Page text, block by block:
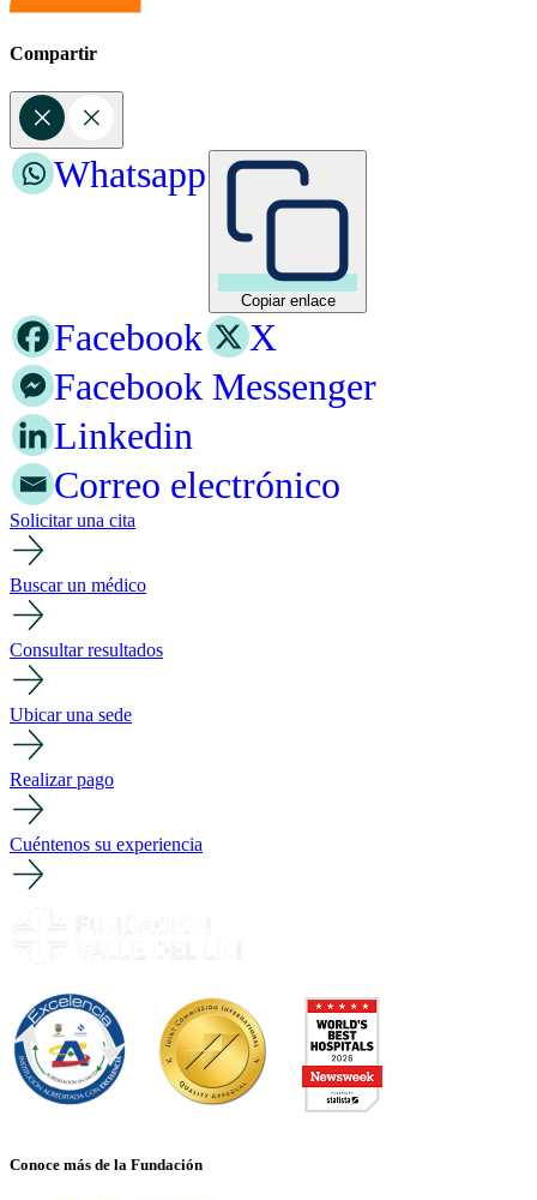
Compartir
Copiar enlace
Whatsapp
Facebook
X
Facebook Messenger
Linkedin
Correo electrónico
Solicitar una cita
Buscar un médico
Consultar resultados
Ubicar una sede
Realizar pago
Cuéntenos su experiencia
Conoce más de la Fundación